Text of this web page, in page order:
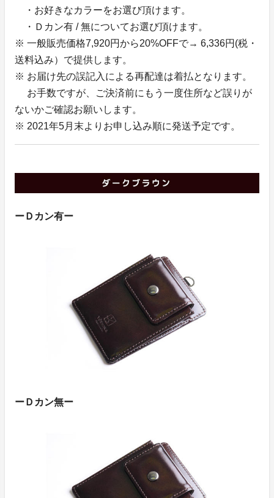
・お好きなカラーをお選び頂けます。
・Ｄカン有 / 無についてお選び頂けます。
※ 一般販売価格7,920円から20%OFFで→ 6,336円(税・
送料込み）で提供します。
※ お届け先の誤記入による再配達は着払となります。
お手数ですが、ご決済前にもう一度住所など誤りが
ないかご確認お願いします。
※ 2021年5月末よりお申し込み順に発送予定です。
ーＤカン有ー
ーＤカン無ー